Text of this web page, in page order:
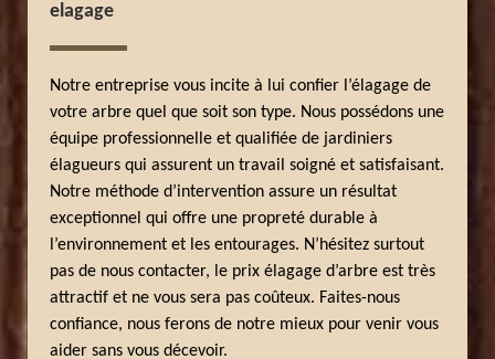
elagage
Notre entreprise vous incite à lui confier l’élagage de
votre arbre quel que soit son type. Nous possédons une
équipe professionnelle et qualifiée de jardiniers
élagueurs qui assurent un travail soigné et satisfaisant.
Notre méthode d’intervention assure un résultat
exceptionnel qui offre une propreté durable à
l’environnement et les entourages. N’hésitez surtout
pas de nous contacter, le prix élagage d’arbre est très
attractif et ne vous sera pas coûteux. Faites-nous
confiance, nous ferons de notre mieux pour venir vous
aider sans vous décevoir.